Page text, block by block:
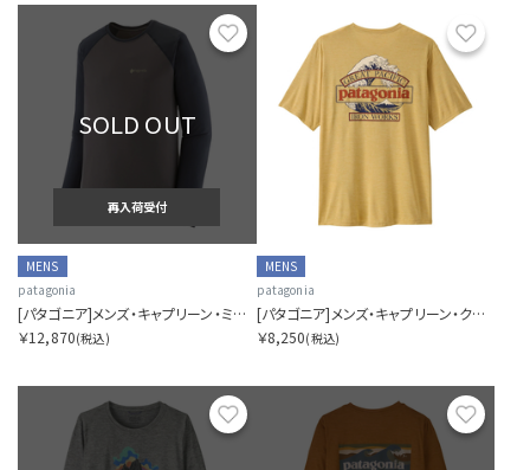
お気に入り
SOLD OUT
再入荷受付
MENS
patagonia
[パタゴニア]メンズ・キャプリーン・ミッドウェイト・クルー
￥12,870(税込)
MENS
patagonia
[パタゴニア]メンズ・キャプリーン・クール・デイリー・シャツ（グレート・ウェーブス）
￥8,250(税込)
お気に入り